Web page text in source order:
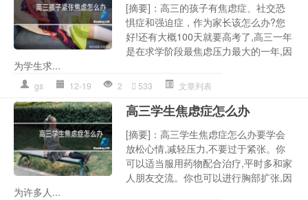
[摘要]：高三的孩子有焦虑症、社交恐
惧症和强迫症，作为家长该怎么办?您
好!还有大概100天就要高考了,高三一年
是在求学阶段最焦虑压力最大的一年,因
为学生求...
gs 12-19 2 533 文章列表
高三学生焦虑症怎么办
[摘要]：高三学生焦虑症怎么办要学会
放松心情,减轻压力,不要过于紧张。你
可以适当服用药物配合治疗,平时多和家
人朋友交流。你也可以进行胸部扩张,因
为许多人...